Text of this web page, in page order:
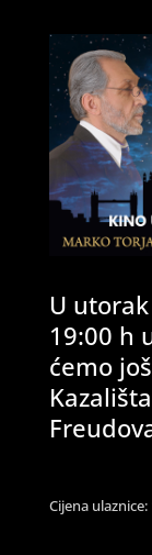
U
19:00 h
ćemo
Cijena ulaznice: